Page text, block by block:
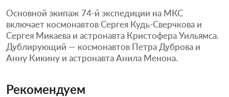
Основной экипаж 74-й экспедиции на МКС
включает космонавтов Сергея Кудь-Сверчкова и
Сергея Микаева и астронавта Кристофера Уильямса.
Дублирующий — космонавтов Петра Дуброва и
Анну Кикину и астронавта Анила Менона.
Рекомендуем